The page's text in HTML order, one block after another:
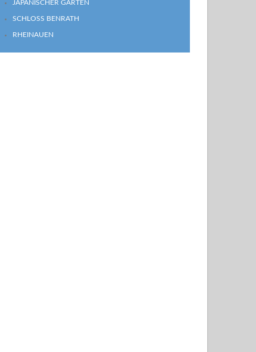
JAPANISCHER GARTEN
SCHLOSS BENRATH
RHEINAUEN